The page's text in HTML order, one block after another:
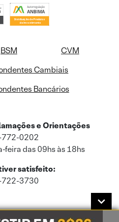
BSM
CVM
Cambiais
Bancários
e Orientações
0202
feira das 09hs às 18hs
satisfeito:
3730
de acordo com a nossaPolítica de